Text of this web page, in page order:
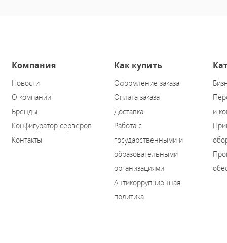
Компания
Новости
О компании
Бренды
Конфигуратор серверов
Контакты
Как купить
Оформление заказа
Оплата заказа
Доставка
Работа с
государственными и
образовательными
организациями
Антикоррупционная
политика
и